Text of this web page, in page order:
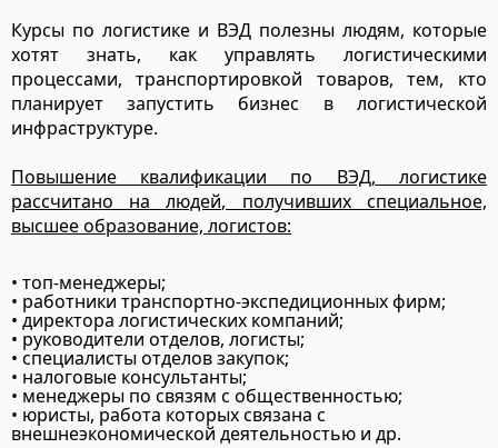
Курсы по логистике и ВЭД полезны людям, которые
хотят знать, как управлять логистическими
процессами, транспортировкой товаров, тем, кто
планирует запустить бизнес в логистической
инфраструктуре.
Повышение квалификации по ВЭД, логистике
рассчитано на людей, получивших специальное,
высшее образование, логистов:
• топ-менеджеры;
• работники транспортно-экспедиционных фирм;
• директора логистических компаний;
• руководители отделов, логисты;
• специалисты отделов закупок;
• налоговые консультанты;
• менеджеры по связям с общественностью;
• юристы, работа которых связана с
внешнеэкономической деятельностью и др.